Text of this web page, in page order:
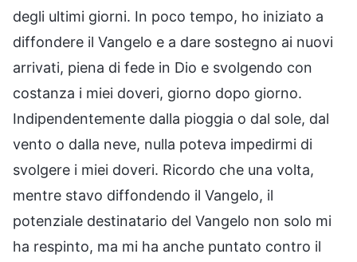
degli ultimi giorni. In poco tempo, ho iniziato a
diffondere il Vangelo e a dare sostegno ai nuovi
arrivati, piena di fede in Dio e svolgendo con
costanza i miei doveri, giorno dopo giorno.
Indipendentemente dalla pioggia o dal sole, dal
vento o dalla neve, nulla poteva impedirmi di
svolgere i miei doveri. Ricordo che una volta,
mentre stavo diffondendo il Vangelo, il
potenziale destinatario del Vangelo non solo mi
ha respinto, ma mi ha anche puntato contro il